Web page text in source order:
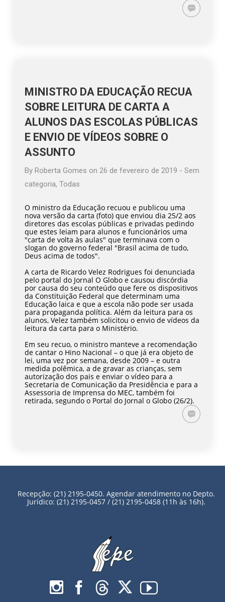
MINISTRO DA EDUCAÇÃO RECUA
SOBRE LEITURA DE CARTA A
ALUNOS DAS ESCOLAS PÚBLICAS
E ENVIO DE VÍDEOS SOBRE O
ASSUNTO
ByRoberta Gomes on26 de fevereiro de 2019 -Sem
categoria,Todas
O ministro da Educação recuou e publicou uma
nova versão da carta (foto) que enviou dia 25/2 aos
diretores das escolas públicas e privadas pedindo
que estes leiam para alunos e funcionários uma
"carta de volta às aulas" que terminava com o
slogan do governo federal "Brasil acima de tudo,
Deus acima de todos".
A carta de Ricardo Velez Rodrigues foi denunciada
pelo portal do Jornal O Globo e causou discórdia
por causa do seu conteúdo que fere os dispositivos
da Constituição Federal que determinam uma
Educação laica e que a escola não pode ser usada
para propaganda política. Além da leitura para os
alunos, Velez também solicitou o envio de vídeos da
leitura da carta para o Ministério.
Em seu recuo, o ministro manteve a recomendação
de cantar o Hino Nacional – o que já era objeto de
lei, uma vez por semana, desde 2009 – e outra
medida polêmica, a de gravar as crianças, sem
autorização dos pais e enviar o vídeo para a
Secretaria de Comunicação da Presidência e para a
Assessoria de Imprensa do MEC, também foi
retirada, segundo o Portal do Jornal o Globo (26/2).
Recepção: (21) 2195-0450. Agendar atendimento no Depto.
Jurídico: (21) 2195-0457 / (21) 2195-0458 (11h às 16h).